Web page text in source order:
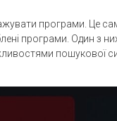
програми. Це
програми. Один з
пошукової